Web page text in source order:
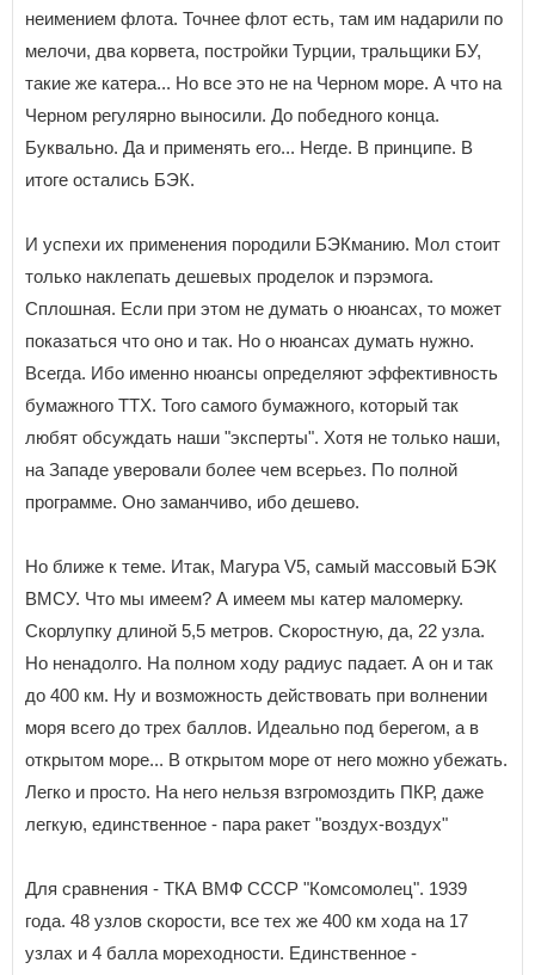
неимением флота. Точнее флот есть, там им надарили по
мелочи, два корвета, постройки Турции, тральщики БУ,
такие же катера... Но все это не на Черном море. А что на
Черном регулярно выносили. До победного конца.
Буквально. Да и применять его... Негде. В принципе. В
итоге остались БЭК.
И успехи их применения породили БЭКманию. Мол стоит
только наклепать дешевых проделок и пэрэмога.
Сплошная. Если при этом не думать о нюансах, то может
показаться что оно и так. Но о нюансах думать нужно.
Всегда. Ибо именно нюансы определяют эффективность
бумажного ТТХ. Того самого бумажного, который так
любят обсуждать наши "эксперты". Хотя не только наши,
на Западе уверовали более чем всерьез. По полной
программе. Оно заманчиво, ибо дешево.
Но ближе к теме. Итак, Магура V5, самый массовый БЭК
ВМСУ. Что мы имеем? А имеем мы катер маломерку.
Скорлупку длиной 5,5 метров. Скоростную, да, 22 узла.
Но ненадолго. На полном ходу радиус падает. А он и так
до 400 км. Ну и возможность действовать при волнении
моря всего до трех баллов. Идеально под берегом, а в
открытом море... В открытом море от него можно убежать.
Легко и просто. На него нельзя взгромоздить ПКР, даже
легкую, единственное - пара ракет "воздух-воздух"
Для сравнения - ТКА ВМФ СССР "Комсомолец". 1939
года. 48 узлов скорости, все тех же 400 км хода на 17
узлах и 4 балла мореходности. Единственное -